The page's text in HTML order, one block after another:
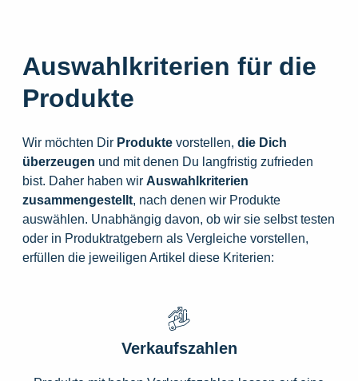
Auswahlkriterien für die
Produkte
Wir möchten Dir Produkte vorstellen, die Dich
überzeugen und mit denen Du langfristig zufrieden
bist. Daher haben wir Auswahlkriterien
zusammengestellt, nach denen wir Produkte
auswählen. Unabhängig davon, ob wir sie selbst testen
oder in Produktratgebern als Vergleiche vorstellen,
erfüllen die jeweiligen Artikel diese Kriterien:
Verkaufszahlen